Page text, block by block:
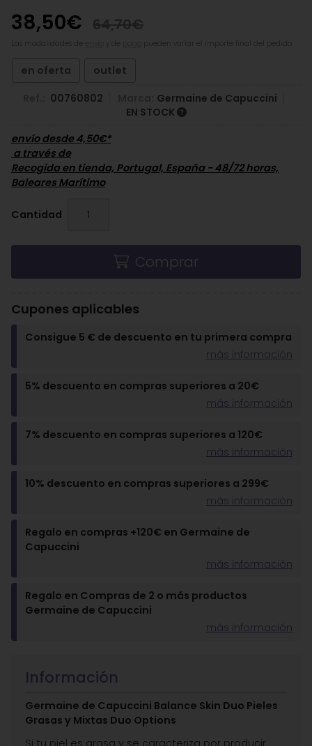
38,50€
pueden variar el importe final del pedido.
en oferta outlet
00760802
Germaine de Capuccini
EN STOCK
envío desde4,50€*
a través de
Recogida en tienda, Portugal, España - 48/72 horas,
Baleares Marítimo
Cantidad
Comprar
Cupones aplicables
Consigue 5 € de descuento en tu primera compra
más información
5% descuento en compras superiores a 20€
más información
7% descuento en compras superiores a 120€
más información
10% descuento en compras superiores a 299€
más información
Regalo en compras +120€ en Germaine de
Capuccini
más información
Regalo en Compras de 2 o más productos
Germaine de Capuccini
más información
Información
Germaine de Capuccini Balance Skin Duo Pieles
Grasas y Mixtas Duo Options
Si tu piel es grasa y se caracteriza por producir